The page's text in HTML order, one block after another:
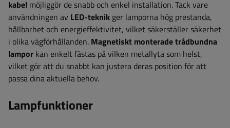
kabel möjliggör de snabb och enkel installation. Tack vare
användningen av LED-teknik ger lamporna hög prestanda,
hållbarhet och energieffektivitet, vilket säkerställer säkerhet
i olika vägförhållanden. Magnetiskt monterade trådbundna
lampor kan enkelt fästas på vilken metallyta som helst,
vilket gör att du snabbt kan justera deras position för att
passa dina aktuella behov.
Lampfunktioner